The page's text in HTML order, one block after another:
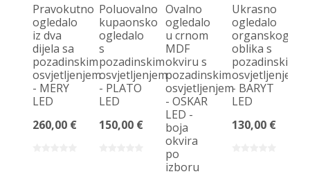
Pravokutno
ogledalo
iz dva
dijela sa
pozadinskim
osvjetljenjem
- MERY
LED
260,00 €
Poluovalno
kupaonsko
ogledalo
s
pozadinskim
osvjetljenjem
- PLATO
LED
150,00 €
Ovalno
ogledalo
u crnom
MDF
okviru s
pozadinskim
osvjetljenjem
- OSKAR
LED -
boja
okvira
po
izboru
Ukrasno
ogledalo
organskog
oblika s
pozadinskim
osvjetljenjem
- BARYT
LED
130,00 €